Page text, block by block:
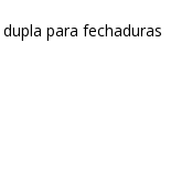
para fechaduras